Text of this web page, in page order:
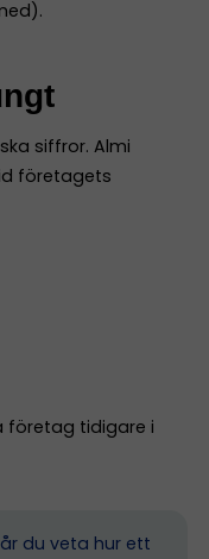
siffror. Almi
företagets
företag tidigare i
du veta hur ett